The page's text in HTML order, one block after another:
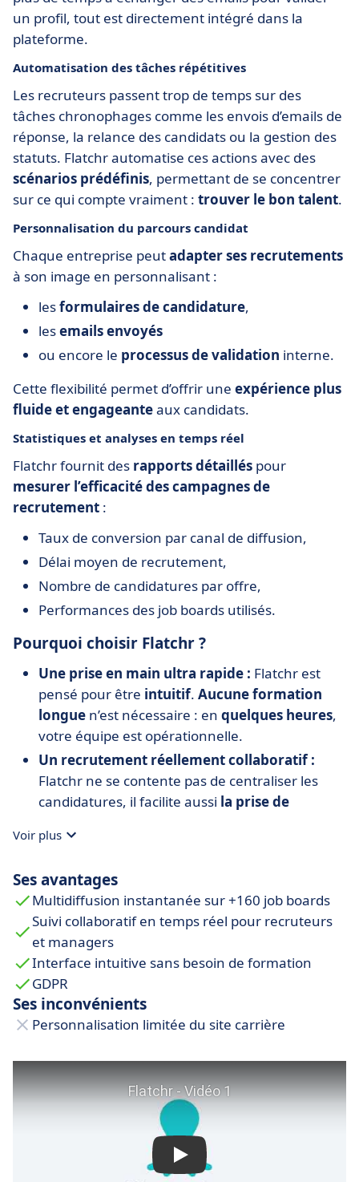
un profil, tout est directement intégré dans la
plateforme.
Automatisation des tâches répétitives
Les recruteurs passent trop de temps sur des
tâches chronophages comme les envois d’emails de
réponse, la relance des candidats ou la gestion des
statuts. Flatchr automatise ces actions avec des
scénarios prédéfinis, permettant de se concentrer
sur ce qui compte vraiment : trouver le bon talent.
Personnalisation du parcours candidat
Chaque entreprise peutadapter ses recrutements
à son image en personnalisant :
lesformulaires de candidature,
lesemails envoyés
ou encore le processus de validation interne.
Cette flexibilité permet d’offrir une expérience plus
fluide et engageanteaux candidats.
Statistiques et analyses en temps réel
Flatchr fournit des rapports détaillés pour
mesurer l’efficacité des campagnes de
recrutement :
Taux de conversion par canal de diffusion,
Délai moyen de recrutement,
Nombre de candidatures par offre,
Performances des job boards utilisés.
Pourquoi choisir Flatchr ?
Une prise en main ultra rapide : Flatchr est
pensé pour être intuitif. Aucune formation
longue n’est nécessaire : en quelques heures,
votre équipe est opérationnelle.
Un recrutement réellement collaboratif :
Flatchr ne se contente pas de centraliser les
candidatures, il facilite aussi la prise de
réel avec managers et RH.
Système de notation et commentaires
pour une validation rapide.
Notifications et relances automatiques
pour éviter les oublis.
Un suivi précis pour améliorer vos
recrutements :
Tableau de bord clairavec indicateurs clés
: temps de recrutement, taux de conversion
par job board, efficacité des annonces.
Ajustez votre stratégie
statistiques en temps réel
Voir plus
Ses avantages
Multidiffusion instantanée sur +160 job boards
Suivi collaboratif en temps réel pour recruteurs
et managers
Interface intuitive sans besoin de formation
GDPR
Ses inconvénients
Personnalisation limitée du site carrière